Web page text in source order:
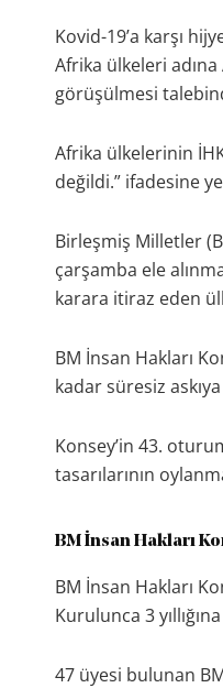
Kovid-19’a karşı
Afrika ülkeleri adına
görüşülmesi
Afrika ülkelerinin
değildi.” ifadesine
Birleşmiş Milletler
çarşamba ele
karara itiraz eden
BM İnsan Hakları
kadar süresiz askıya
Konsey’in 43.
tasarılarının
BM İnsan Hakları
BM İnsan Hakları
Kurulunca 3
47 üyesi bulunan